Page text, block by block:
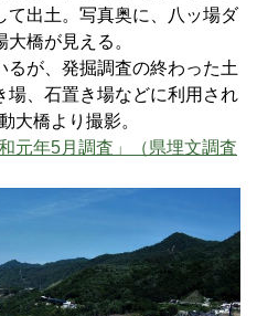
て出土。写真奥に、八ッ場ダ
橋が見える。
が、発掘調査の終わった土
場、石置き場などに利用され
大橋より撮影。
和元年5月調査」（県埋文調査